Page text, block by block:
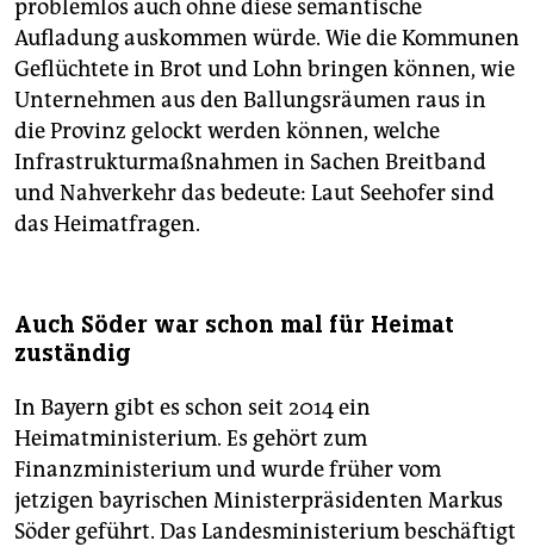
problemlos auch ohne diese semantische
Aufladung auskommen würde. Wie die Kommunen
Geflüchtete in Brot und Lohn bringen können, wie
Unternehmen aus den Ballungsräumen raus in
die Provinz gelockt werden können, welche
Infrastrukturmaßnahmen in Sachen Breitband
und Nahverkehr das bedeute: Laut Seehofer sind
das Heimatfragen.
Auch Söder war schon mal für Heimat
zuständig
In Bayern gibt es schon seit 2014 ein
Heimatministerium. Es gehört zum
Finanzministerium und wurde früher vom
jetzigen bayrischen Ministerpräsidenten Markus
Söder geführt. Das Landesministerium beschäftigt